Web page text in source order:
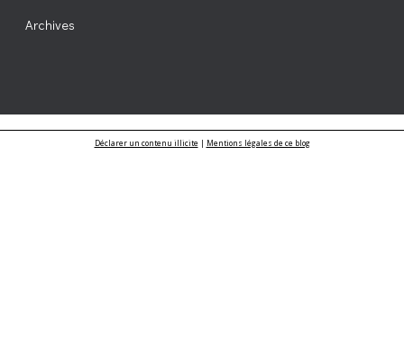
Archives
Déclarer un contenu illicite| Mentions légales de ce blog